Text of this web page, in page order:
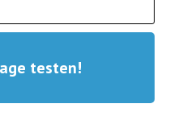
testen!